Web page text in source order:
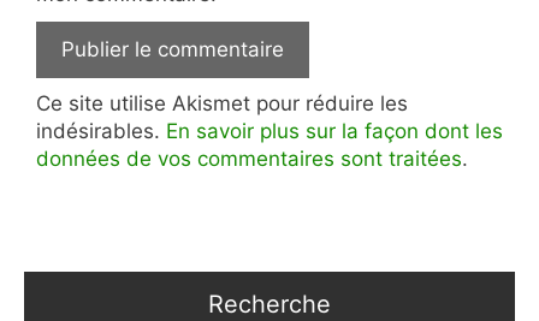
Ce site utilise Akismet pour réduire les
indésirables. En savoir plus sur la façon dont les
données de vos commentaires sont traitées.
Recherche